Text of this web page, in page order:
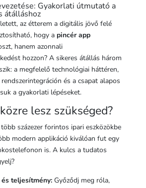
Gyakorlati útmutató a
átálláshoz
az étterem a digitális jövő felé
hogy a pincér app
hanem azonnali
hozzon? A sikeres átállás három
a megfelelő technológiai háttéren,
és a csapat alapos
a gyakorlati lépéseket.
lesz szükséged?
százezer forintos ipari eszközökbe
modern applikáció kiválóan fut egy
is. A kulcs a tudatos
teljesítmény:Győződj meg róla,